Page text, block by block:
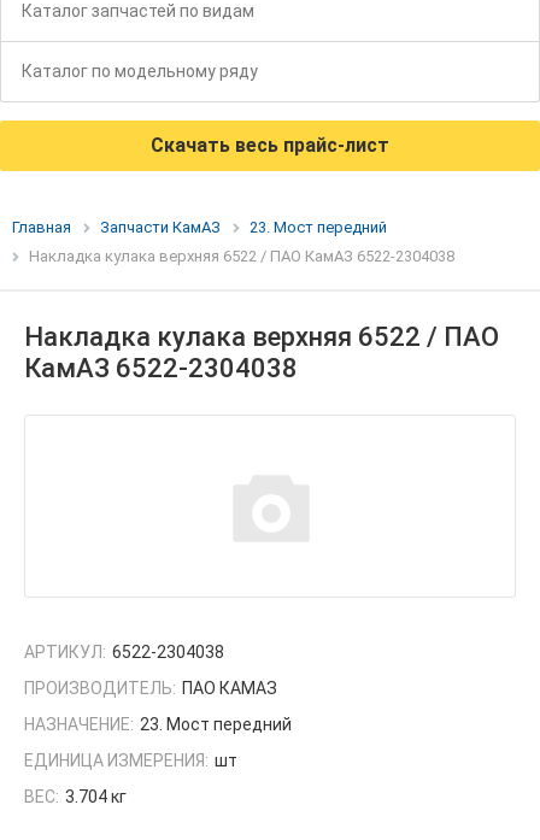
Каталог запчастей по видам
Каталог по модельному ряду
Скачать весь прайс-лист
Главная Запчасти КамАЗ
23. Мост передний
Накладка кулака верхняя 6522 / ПАО КамАЗ 6522-2304038
Накладка кулака верхняя 6522 / ПАО
КамАЗ 6522-2304038
АРТИКУЛ: 6522-2304038
ПРОИЗВОДИТЕЛЬ: ПАО КАМАЗ
НАЗНАЧЕНИЕ: 23. Мост передний
ЕДИНИЦА ИЗМЕРЕНИЯ: шт
ВЕС: 3.704 кг